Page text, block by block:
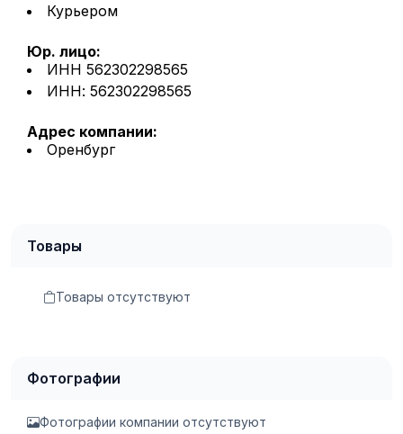
Курьером
Юр. лицо:
ИНН 562302298565
ИНН: 562302298565
Адрес компании:
Оренбург
Товары
Товары отсутствуют
Фотографии
Фотографии компании отсутствуют